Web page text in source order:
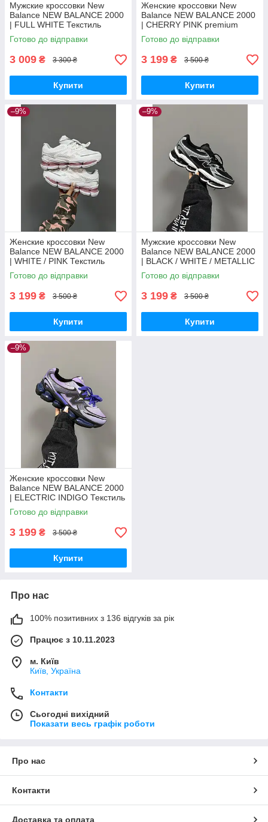
Мужские кроссовки New
Balance NEW BALANCE 2000
| FULL WHITE Текстиль
чоловічі кросівки New Balance
Готово до відправки
3 009 ₴ 3 300 ₴
Купити
Женские кроссовки New
Balance NEW BALANCE 2000
| CHERRY PINK premium
Текстиль кроссовки New
Balance унисекс 38
Готово до відправки
3 199 ₴ 3 500 ₴
Купити
–9%
Женские кроссовки New
Balance NEW BALANCE 2000
| WHITE / PINK Текстиль
кроссовки New Balance
унисекс
Готово до відправки
3 199 ₴ 3 500 ₴
Купити
–9%
Мужские кроссовки New
Balance NEW BALANCE 2000
| BLACK / WHITE / METALLIC
Текстиль кроссовки New
Balance
Готово до відправки
3 199 ₴ 3 500 ₴
Купити
–9%
Женские кроссовки New
Balance NEW BALANCE 2000
| ELECTRIC INDIGO Текстиль
кроссовки New Balance
унисекс
Готово до відправки
3 199 ₴ 3 500 ₴
Купити
Про нас
100% позитивних з 136 відгуків за рік
Працює з 10.11.2023
м. Київ
Київ, Україна
Контакти
Сьогодні вихідний
Показати весь графік роботи
Про нас
Контакти
Доставка та оплата